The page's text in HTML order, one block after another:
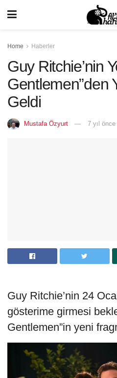
Home Haberler
Guy Ritchie’nin
Gentlemen”den
Geldi
Mustafa Özyurt 7 yıl önce
Guy Ritchie’nin 24
gösterime girmesi
Gentlemen”in yeni